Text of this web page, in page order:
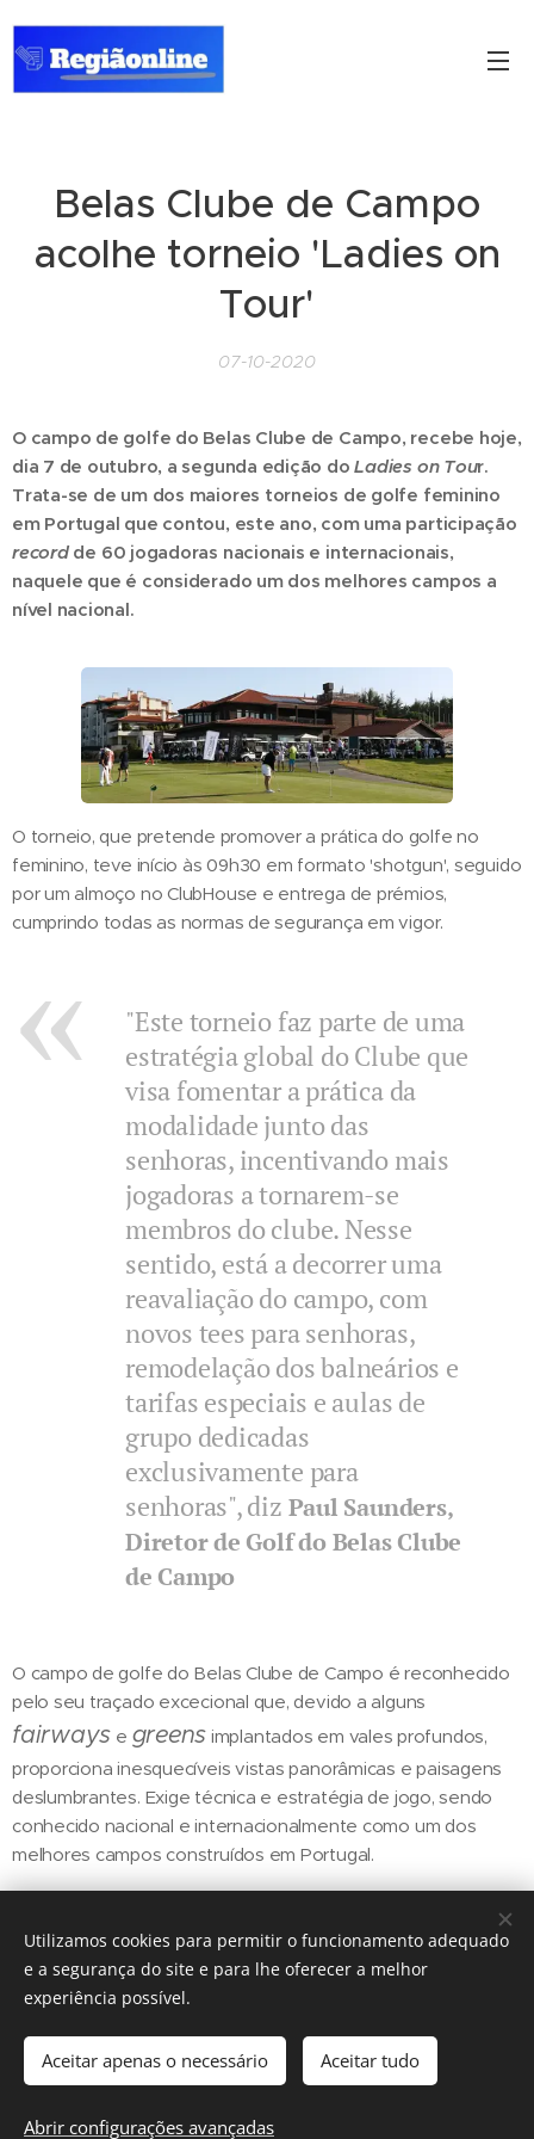
Belas Clube de Campo
acolhe torneio 'Ladies on
Tour'
07-10-2020
O campo de golfe do Belas Clube de Campo, recebe hoje,
dia 7 de outubro, a segunda edição doLadies on Tour.
Trata-se de um dos maiores torneios de golfe feminino
em Portugal que contou, este ano, com uma participação
recordde 60 jogadoras nacionais e internacionais,
naquele que é considerado um dos melhores campos a
nível nacional.
O torneio, que pretende promover a prática do golfe no
feminino, teve início às 09h30 em formato 'shotgun', seguido
por um almoço no ClubHouse e entrega de prémios,
cumprindo todas as normas de segurança em vigor.
"Este torneio faz parte de uma
estratégia global do Clube que
visa fomentar a prática da
modalidade junto das
senhoras, incentivando mais
jogadoras a tornarem-se
membros do clube. Nesse
sentido, está a decorrer uma
reavaliação do campo, com
novos tees para senhoras,
remodelação dos balneários e
tarifas especiais e aulas de
grupo dedicadas
exclusivamente para
senhoras", diz Paul Saunders,
Diretor de Golf do Belas Clube
de Campo
O campo de golfe do Belas Clube de Campo é reconhecido
pelo seu traçado excecional que, devido a alguns
fairways e greens implantados em vales profundos,
proporciona inesquecíveis vistas panorâmicas e paisagens
deslumbrantes. Exige técnica e estratégia de jogo, sendo
conhecido nacional e internacionalmente como um dos
melhores campos construídos em Portugal.
Share
Cookies
Utilizamos cookies para permitir o funcionamento adequado
e a segurança do site e para lhe oferecer a melhor
experiência possível.
Aceitar apenas o necessário Aceitar tudo
Abrir configurações avançadas